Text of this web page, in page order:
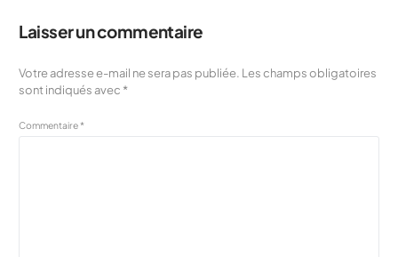
Laisser un commentaire
Votre adresse e-mail ne sera pas publiée. Les champs obligatoires
sont indiqués avec *
Commentaire*